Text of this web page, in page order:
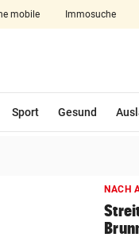
mobile Immosuche
Sport Gesund
NACH